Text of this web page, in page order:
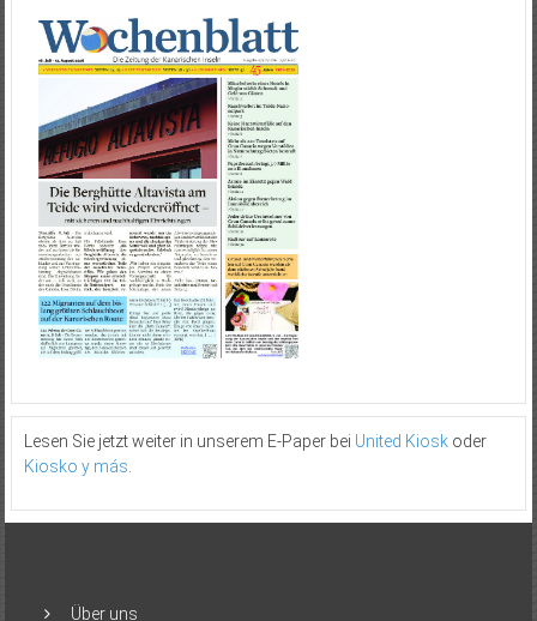
Lesen Sie jetzt weiter in unserem E-Paper bei United Kioskoder
Kiosko y más
Über uns